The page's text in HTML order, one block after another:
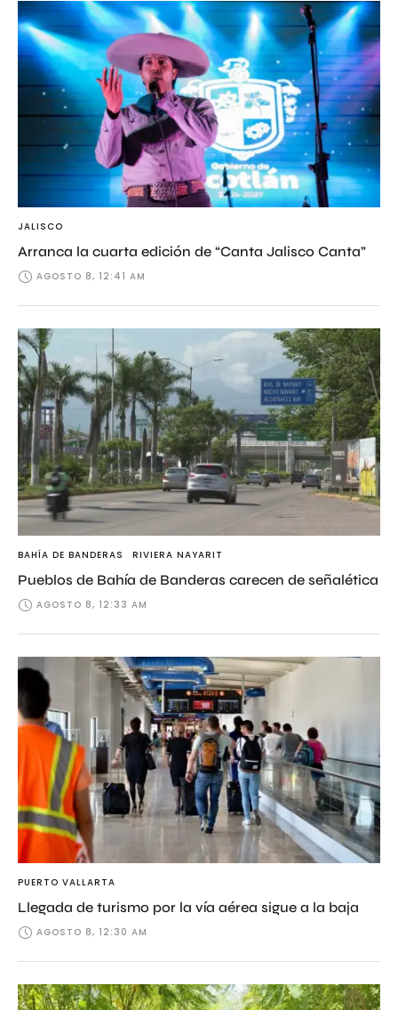
JALISCO
Arranca la cuarta edición de “Canta Jalisco Canta”
AGOSTO 8, 12:41 AM
BAHÍA DE BANDERAS RIVIERA NAYARIT
Pueblos de Bahía de Banderas carecen de señalética
AGOSTO 8, 12:33 AM
PUERTO VALLARTA
Llegada de turismo por la vía aérea sigue a la baja
AGOSTO 8, 12:30 AM